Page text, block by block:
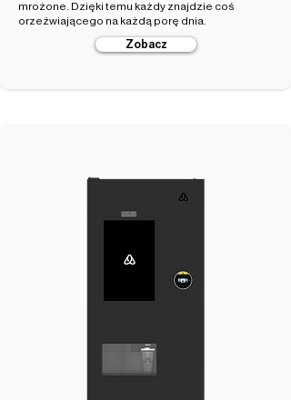
mrożone. Dzięki temu każdy znajdzie coś
orzeźwiającego na każdą porę dnia.
Zobacz